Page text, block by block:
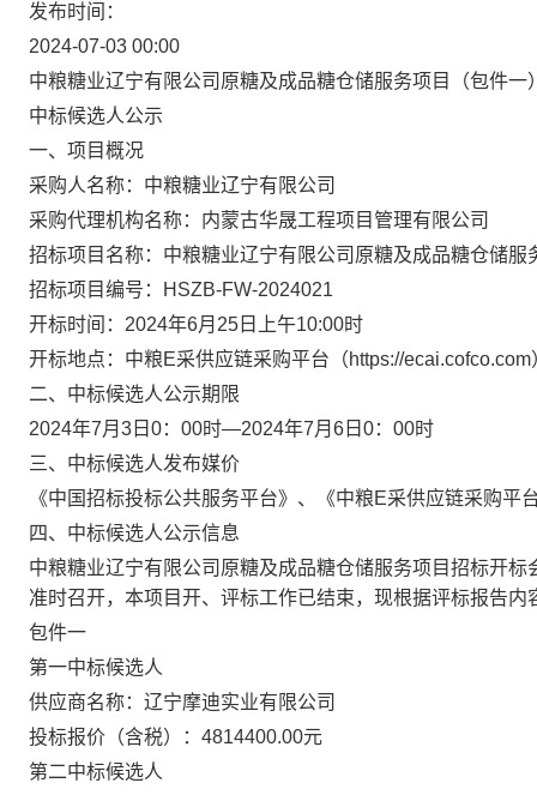
发布时间：
2024-07-03 00:00
中粮糖业辽宁有限公司原糖及成品糖仓储服务项目（包件一
中标候选人公示
一、项目概况
采购人名称：中粮糖业辽宁有限公司
采购代理机构名称：内蒙古华晟工程项目管理有限公司
招标项目名称：中粮糖业辽宁有限公司原糖及成品糖仓储服
招标项目编号：
HSZB-FW-2024021
开标时间： 2024年6月 25 日上午10:00时
开标地点：中粮E采供应链采购平台（https://ecai.cofco.com
二、中标候选人公示期限
2024年7月 3 日 0： 00时—2024年7月 6 日 0： 00时
三、中标候选人发布媒价
《中国招标投标公共服务平台》、《中粮E采供应链采购平
四、中标候选人公示信息
中粮糖业辽宁有限公司原糖及成品糖仓储服务项目招标开标
准时召开，本项目开、评标工作已结束，现根据评标报告
包件一
第一中标候选人
供应商名称：辽宁摩迪实业有限公司
投标报价（含税）： 4814400.00元
第二中标候选人